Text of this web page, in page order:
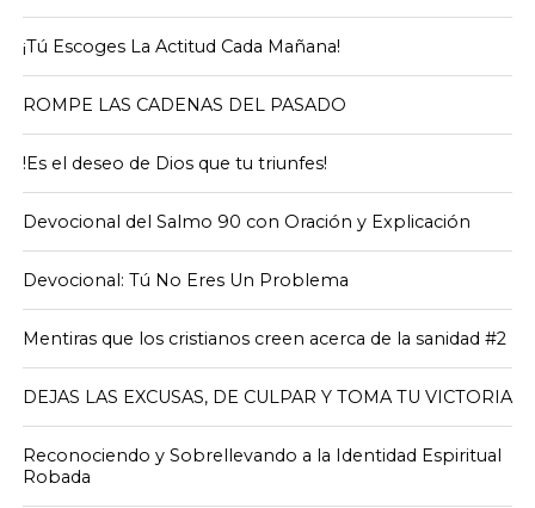
¡Tú Escoges La Actitud Cada Mañana!
ROMPE LAS CADENAS DEL PASADO
!Es el deseo de Dios que tu triunfes!
Devocional del Salmo 90 con Oración y Explicación
Devocional: Tú No Eres Un Problema
Mentiras que los cristianos creen acerca de la sanidad #2
DEJAS LAS EXCUSAS, DE CULPAR Y TOMA TU VICTORIA
Reconociendo y Sobrellevando a la Identidad Espiritual
Robada